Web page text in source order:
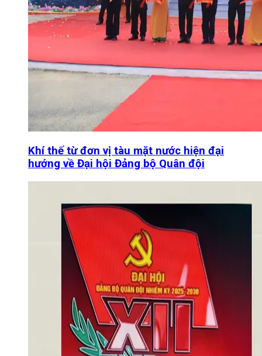
Khí thế từ đơn vị tàu mặt nước hiện đại
hướng về Đại hội Đảng bộ Quân đội